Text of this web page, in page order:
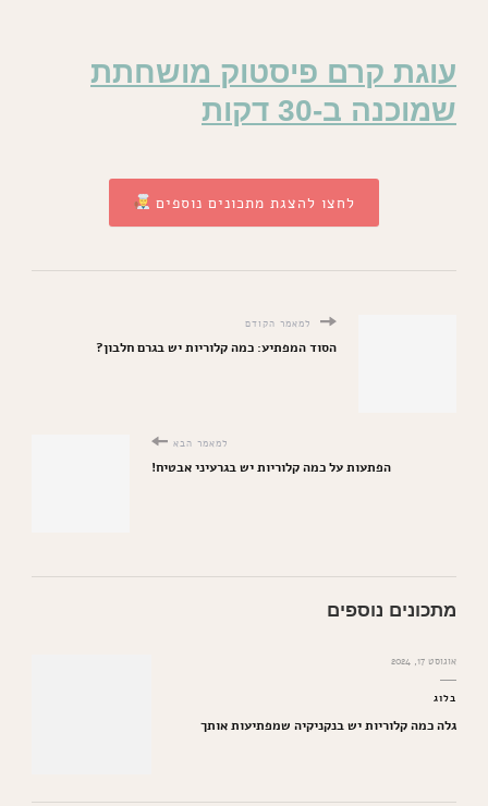
עוגת קרם פיסטוק מושחתת
שמוכנה ב-30 דקות
לחצו להצגת מתכונים נוספים
למאמר הקודם
הסוד המפתיע: כמה קלוריות יש בגרם חלבון?
למאמר הבא
הפתעות על כמה קלוריות יש בגרעיני אבטיח!
מתכונים נוספים
אוגוסט 17, 2024
בלוג
גלה כמה קלוריות יש בנקניקיה שמפתיעות אותך